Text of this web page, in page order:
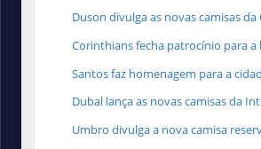
Duson divulga as novas camisas da
Corinthians fecha patrocínio para a
Santos faz homenagem para a
Dubal lança as novas camisas da
Umbro divulga a nova camisa